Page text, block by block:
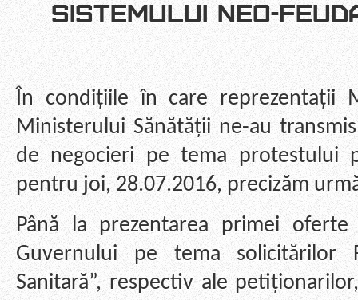
SISTEMULUI NEO-
În condițiile în care reprezentații
Ministerului Sănătății ne-au
de negocieri pe tema protestului
pentru joi, 28.07.2016, precizăm
Până la prezentarea primei
Guvernului pe tema solicitărilor
Sanitară”, respectiv ale